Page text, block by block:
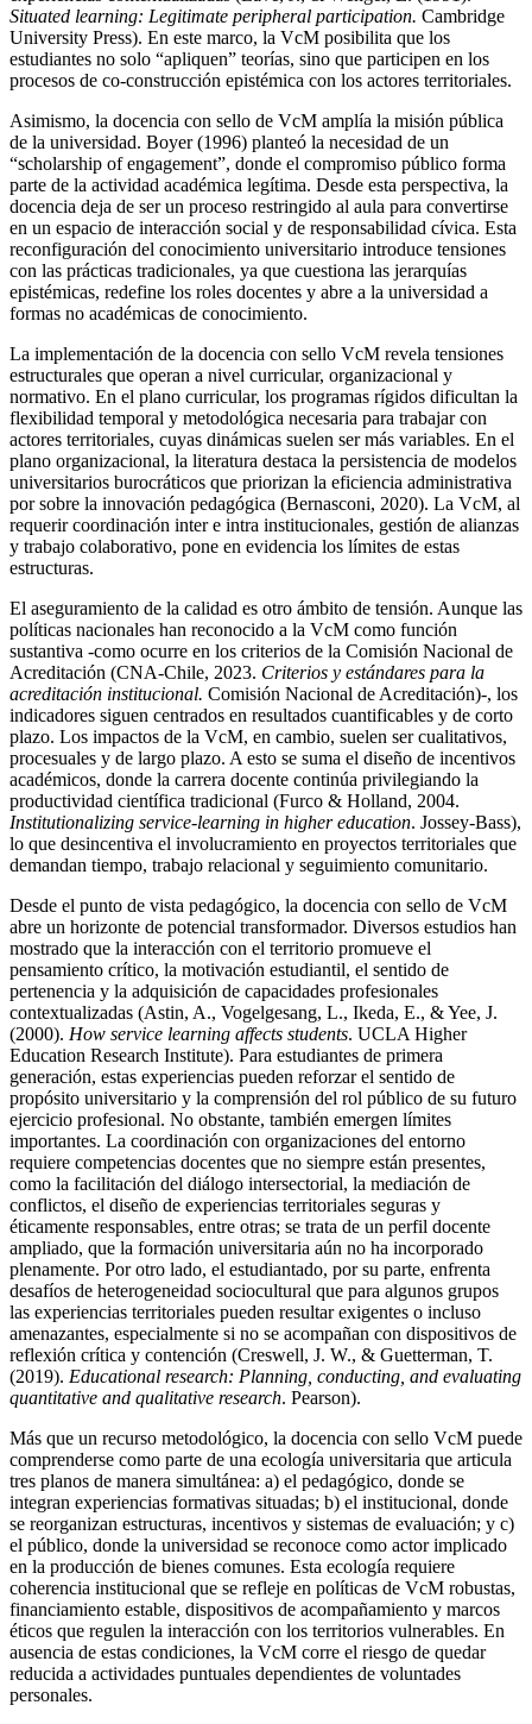
Situated learning: Legitimate peripheral participation. Cambridge
University Press). En este marco, la VcM posibilita que los
estudiantes no solo “apliquen” teorías, sino que participen en los
procesos de co-construcción epistémica con los actores territoriales.
Asimismo, la docencia con sello de VcM amplía la misión pública
de la universidad. Boyer (1996) planteó la necesidad de un
“scholarship of engagement”, donde el compromiso público forma
parte de la actividad académica legítima. Desde esta perspectiva, la
docencia deja de ser un proceso restringido al aula para convertirse
en un espacio de interacción social y de responsabilidad cívica. Esta
reconfiguración del conocimiento universitario introduce tensiones
con las prácticas tradicionales, ya que cuestiona las jerarquías
epistémicas, redefine los roles docentes y abre a la universidad a
formas no académicas de conocimiento.
La implementación de la docencia con sello VcM revela tensiones
estructurales que operan a nivel curricular, organizacional y
normativo. En el plano curricular, los programas rígidos dificultan la
flexibilidad temporal y metodológica necesaria para trabajar con
actores territoriales, cuyas dinámicas suelen ser más variables. En el
plano organizacional, la literatura destaca la persistencia de modelos
universitarios burocráticos que priorizan la eficiencia administrativa
por sobre la innovación pedagógica (Bernasconi, 2020). La VcM, al
requerir coordinación inter e intra institucionales, gestión de alianzas
y trabajo colaborativo, pone en evidencia los límites de estas
estructuras.
El aseguramiento de la calidad es otro ámbito de tensión. Aunque las
políticas nacionales han reconocido a la VcM como función
sustantiva -como ocurre en los criterios de la Comisión Nacional de
Acreditación (CNA-Chile, 2023. Criterios y estándares para la
acreditación institucional. Comisión Nacional de Acreditación)-, los
indicadores siguen centrados en resultados cuantificables y de corto
plazo. Los impactos de la VcM, en cambio, suelen ser cualitativos,
procesuales y de largo plazo. A esto se suma el diseño de incentivos
académicos, donde la carrera docente continúa privilegiando la
productividad científica tradicional (Furco & Holland, 2004.
Institutionalizing service-learning in higher education. Jossey-Bass),
lo que desincentiva el involucramiento en proyectos territoriales que
demandan tiempo, trabajo relacional y seguimiento comunitario.
Desde el punto de vista pedagógico, la docencia con sello de VcM
abre un horizonte de potencial transformador. Diversos estudios han
mostrado que la interacción con el territorio promueve el
pensamiento crítico, la motivación estudiantil, el sentido de
pertenencia y la adquisición de capacidades profesionales
contextualizadas (Astin, A., Vogelgesang, L., Ikeda, E., & Yee, J.
(2000). How service learning affects students. UCLA Higher
Education Research Institute). Para estudiantes de primera
generación, estas experiencias pueden reforzar el sentido de
propósito universitario y la comprensión del rol público de su futuro
ejercicio profesional. No obstante, también emergen límites
importantes. La coordinación con organizaciones del entorno
requiere competencias docentes que no siempre están presentes,
como la facilitación del diálogo intersectorial, la mediación de
conflictos, el diseño de experiencias territoriales seguras y
éticamente responsables, entre otras; se trata de un perfil docente
ampliado, que la formación universitaria aún no ha incorporado
plenamente. Por otro lado, el estudiantado, por su parte, enfrenta
desafíos de heterogeneidad sociocultural que para algunos grupos
las experiencias territoriales pueden resultar exigentes o incluso
amenazantes, especialmente si no se acompañan con dispositivos de
reflexión crítica y contención (Creswell, J. W., & Guetterman, T.
(2019). Educational research: Planning, conducting, and evaluating
quantitative and qualitative research. Pearson).
Más que un recurso metodológico, la docencia con sello VcM puede
comprenderse como parte de una ecología universitaria que articula
tres planos de manera simultánea: a) el pedagógico, donde se
integran experiencias formativas situadas; b) el institucional, donde
se reorganizan estructuras, incentivos y sistemas de evaluación; y c)
el público, donde la universidad se reconoce como actor implicado
en la producción de bienes comunes. Esta ecología requiere
coherencia institucional que se refleje en políticas de VcM robustas,
financiamiento estable, dispositivos de acompañamiento y marcos
éticos que regulen la interacción con los territorios vulnerables. En
ausencia de estas condiciones, la VcM corre el riesgo de quedar
reducida a actividades puntuales dependientes de voluntades
personales.